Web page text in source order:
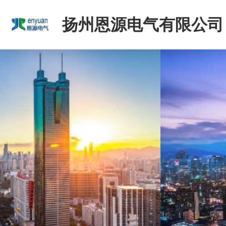
扬州恩源电气有限公司